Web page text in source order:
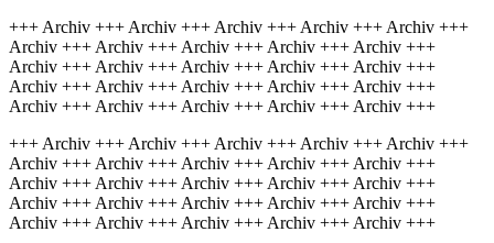
+++ Archiv +++ Archiv +++ Archiv +++ Archiv +++ Archiv +++
Archiv +++ Archiv +++ Archiv +++ Archiv +++ Archiv +++
Archiv +++ Archiv +++ Archiv +++ Archiv +++ Archiv +++
Archiv +++ Archiv +++ Archiv +++ Archiv +++ Archiv +++
Archiv +++ Archiv +++ Archiv +++ Archiv +++ Archiv +++
+++ Archiv +++ Archiv +++ Archiv +++ Archiv +++ Archiv +++
Archiv +++ Archiv +++ Archiv +++ Archiv +++ Archiv +++
Archiv +++ Archiv +++ Archiv +++ Archiv +++ Archiv +++
Archiv +++ Archiv +++ Archiv +++ Archiv +++ Archiv +++
Archiv +++ Archiv +++ Archiv +++ Archiv +++ Archiv +++